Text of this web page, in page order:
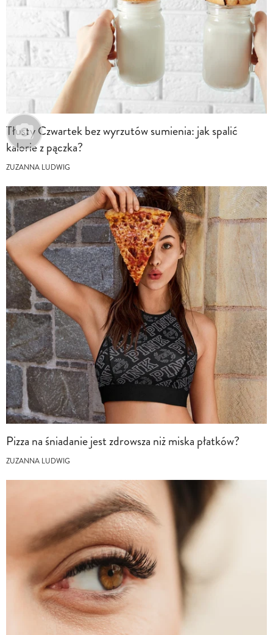
Tłusty Czwartek bez wyrzutów sumienia: jak spalić
kalorie z pączka?
ZUZANNA LUDWIG
Pizza na śniadanie jest zdrowsza niż miska płatków?
ZUZANNA LUDWIG